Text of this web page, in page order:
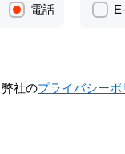
電話
弊社のプライバシーポ